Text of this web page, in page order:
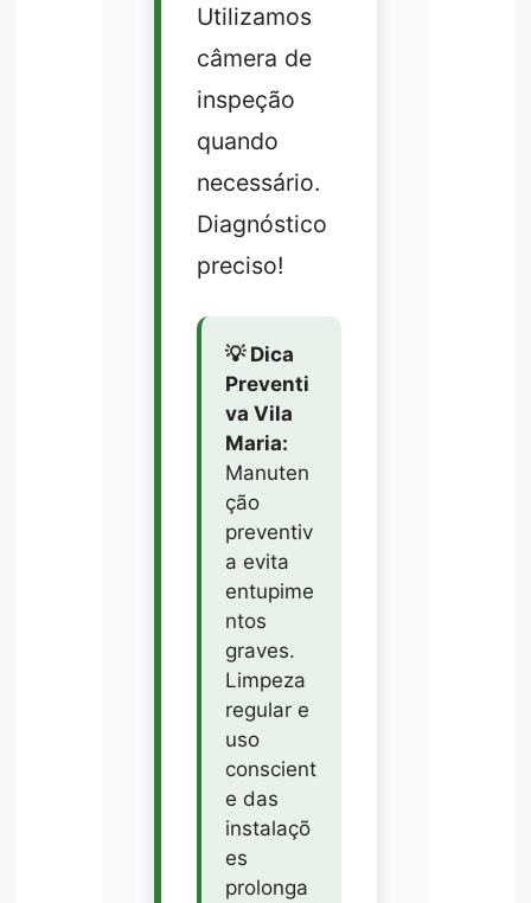
Utilizamos
câmera de
inspeção
quando
necessário.
Diagnóstico
preciso!
💡 Dica
Preventi
va Vila
Maria:
Manuten
ção
preventiv
a evita
entupime
ntos
graves.
Limpeza
regular e
uso
conscient
e das
instalaçõ
es
prolonga